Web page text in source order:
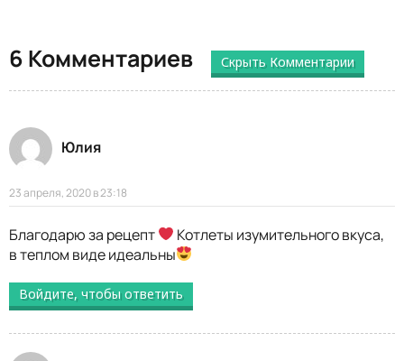
6 Комментариев Скрыть Комментарии
Юлия
23 апреля, 2020 в 23:18
Благодарю за рецепт
Котлеты изумительного вкуса,
в теплом виде идеальны
Войдите, чтобы ответить